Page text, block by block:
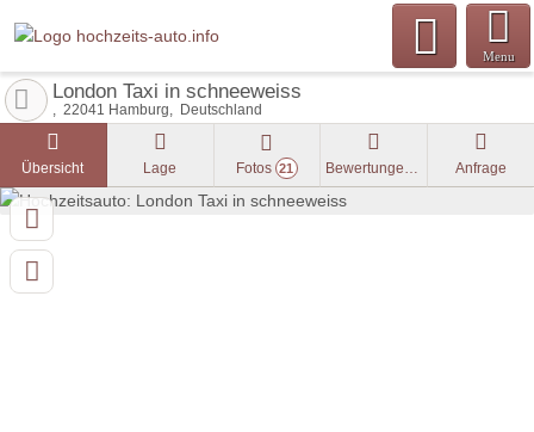
Menu
London Taxi in schneeweiss
22041 Hamburg Deutschland
Übersicht Lage Fotos 21 Bewertungen Anfrage